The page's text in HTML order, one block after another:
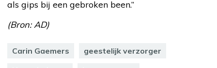
als gips bij een gebroken been.”
(Bron: AD)
Carin Gaemers geestelijk verzorger